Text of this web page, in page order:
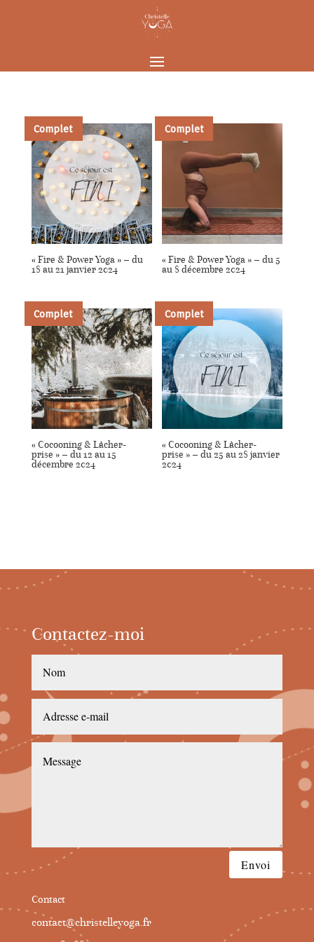
Complet
« Fire & Power Yoga » – du
18 au 21 janvier 2024
Complet
« Fire & Power Yoga » – du 5
au 8 décembre 2024
Complet
« Cocooning & Lâcher-
prise » – du 12 au 15
décembre 2024
Complet
« Cocooning & Lâcher-
prise » – du 25 au 28 janvier
2024
Contactez-moi
Envoi
Contact
contact@christelleyoga.fr